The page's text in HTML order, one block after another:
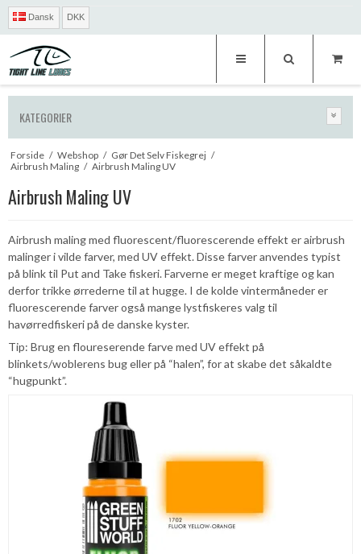
Dansk DKK
KATEGORIER
Forside / Webshop / Gør Det Selv Fiskegrej /
Airbrush Maling / Airbrush Maling UV
Airbrush Maling UV
Airbrush maling med fluorescent/fluorescerende effekt er airbrush
malinger i vilde farver, med UV effekt. Disse farver anvendes typist
på blink til Put and Take fiskeri. Farverne er meget kraftige og kan
derfor trikke ørrederne til at hugge. I de kolde vintermåneder er
fluorescerende farver også mange lystfiskeres valg til
havørredfiskeri på de danske kyster.
Tip: Brug en floureserende farve med UV effekt på
blinkets/woblerens bug eller på “halen”, for at skabe det såkaldte
“hugpunkt”.